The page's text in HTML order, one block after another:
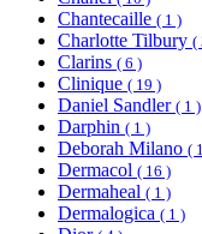
Chantecaille ( 1 )
Charlotte Tilbury (
Clarins ( 6 )
Clinique ( 19 )
Daniel Sandler ( 1 )
Darphin ( 1 )
Deborah Milano (
Dermacol ( 16 )
Dermaheal ( 1 )
Dermalogica ( 1 )